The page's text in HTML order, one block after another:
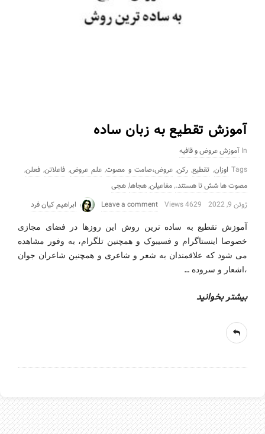
آموزش تقطیع به زبان ساده
In آموزش عروض و قافیه
Tags اوزان, تقطیع, رکن,عروض،صامت و مصوت,علم عروض, فاعلاتن, فعلن,
مصوت ها شش تا هستند.,مفاعیلن,هجاها,هجی
ژوئن 9, 2022
4629 Views
Leave a comment ابراهیم کیان فرد
آموزش تقطیع به ساده ترین روش این روزها در فضای مجازی
خصوصا اینستاگرام و فسیبوک و همچنین تلگرام، به وفور مشاهده
می شود که علاقمندان به شعر و شاعری و همچنین شاعران جوان
،اشعار و سروده …
بیشتر بخوانید